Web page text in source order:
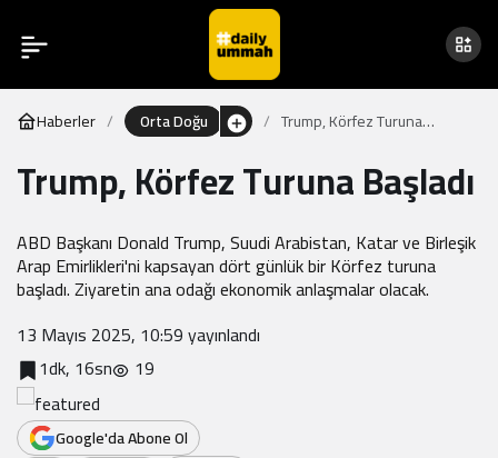
Haberler Orta Doğu
Trump, Körfez Turuna
Trump, Körfez Turuna Başladı
ABD Başkanı Donald Trump, Suudi Arabistan, Katar ve Birleşik
Arap Emirlikleri'ni kapsayan dört günlük bir Körfez turuna
başladı. Ziyaretin ana odağı ekonomik anlaşmalar olacak.
13 Mayıs 2025, 10:59yayınlandı
1dk, 16sn
19
Google'da Abone Ol